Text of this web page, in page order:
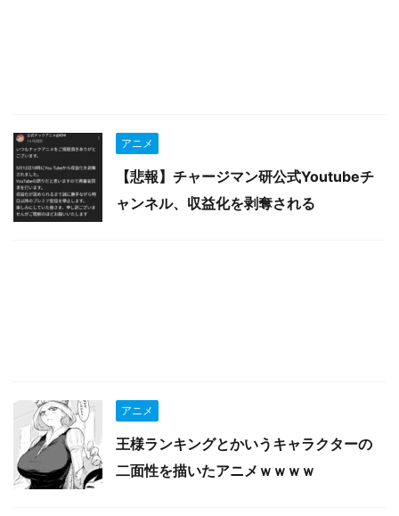
アニメ
【悲報】チャージマン研公式Youtubeチ
ャンネル、収益化を剥奪される
アニメ
王様ランキングとかいうキャラクターの
二面性を描いたアニメｗｗｗｗ